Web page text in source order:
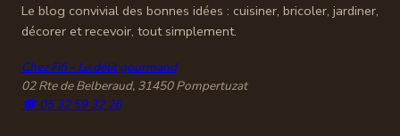
Le blog convivial des bonnes idées : cuisiner, bricoler, jardiner,
décorer et recevoir, tout simplement.
Chez Fifi - Le délit gourmand
02 Rte de Belberaud, 31450 Pompertuzat
☎ 05 32 59 32 26